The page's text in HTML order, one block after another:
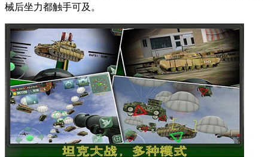
械后坐力都触手可及。